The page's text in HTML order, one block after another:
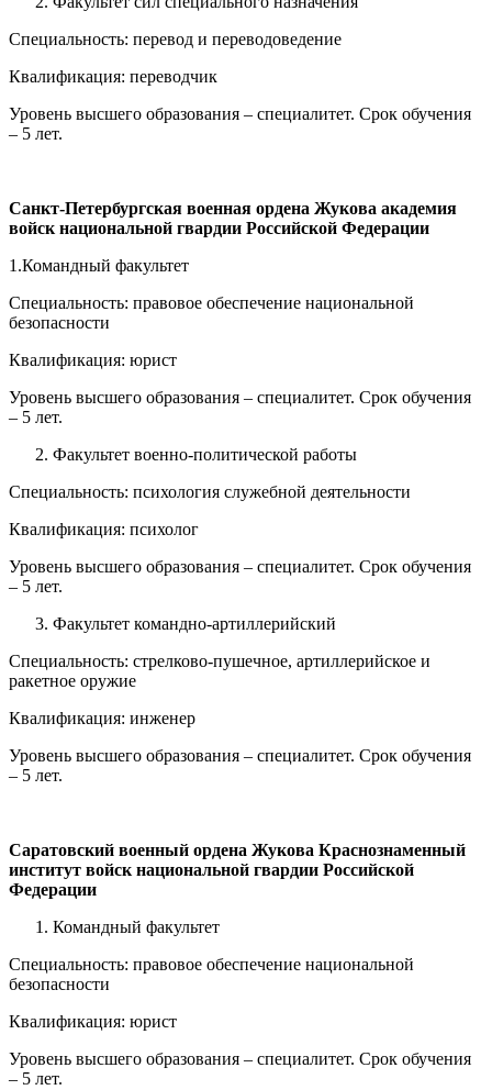
Специальность: перевод и переводоведение
Квалификация: переводчик
Уровень высшего образования – специалитет. Срок обучения
– 5 лет.
Санкт-Петербургская военная ордена Жукова академия
войск национальной гвардии Российской Федерации
1.Командный факультет
Специальность: правовое обеспечение национальной
безопасности
Квалификация: юрист
Уровень высшего образования – специалитет. Срок обучения
– 5 лет.
Факультет военно-политической работы
Специальность: психология служебной деятельности
Квалификация: психолог
Уровень высшего образования – специалитет. Срок обучения
– 5 лет.
Факультет командно-артиллерийский
Специальность: стрелково-пушечное, артиллерийское и
ракетное оружие
Квалификация: инженер
Уровень высшего образования – специалитет. Срок обучения
– 5 лет.
Саратовский военный ордена Жукова Краснознаменный
институт войск национальной гвардии Российской
Федерации
Командный факультет
Специальность: правовое обеспечение национальной
безопасности
Квалификация: юрист
Уровень высшего образования – специалитет. Срок обучения
– 5 лет.